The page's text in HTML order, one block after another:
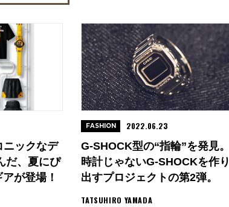
ニックなデ
だ、夏にぴ
が登場！
G-SHOCK型の“指輪”を発見。
時計じゃないG-SHOCKを作り
出すプロジェクトの第2弾。
TATSUHIRO YAMADA
FASHION 2022.06.23